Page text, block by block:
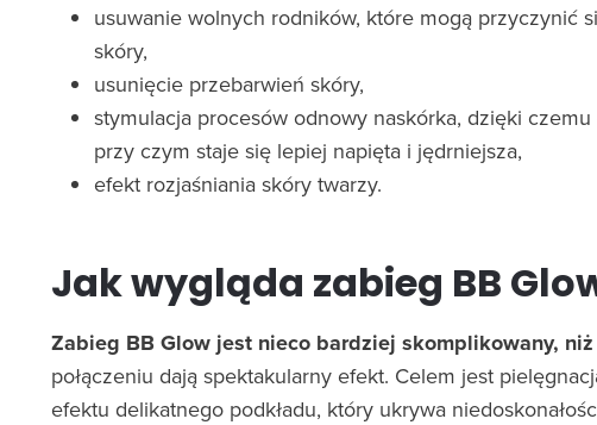
usuwanie wolnych rodników, które mogą przyczynić
skóry,
usunięcie przebarwień skóry,
stymulacja procesów odnowy naskórka, dzięki
przy czym staje się lepiej napięta i jędrniejsza,
efekt rozjaśniania skóry twarzy.
Jak wygląda zabieg BB
Zabieg BB Glow jest nieco bardziej skomplikowany, niż
połączeniu dają spektakularny efekt. Celem jest
efektu delikatnego podkładu, który ukrywa